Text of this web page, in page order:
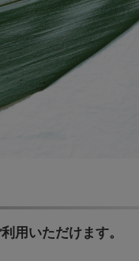
用いただけます。